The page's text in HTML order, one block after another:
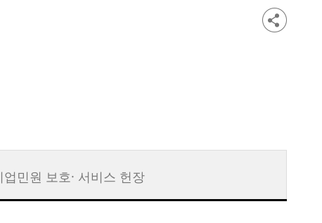
업민원 보호· 서비스 헌장